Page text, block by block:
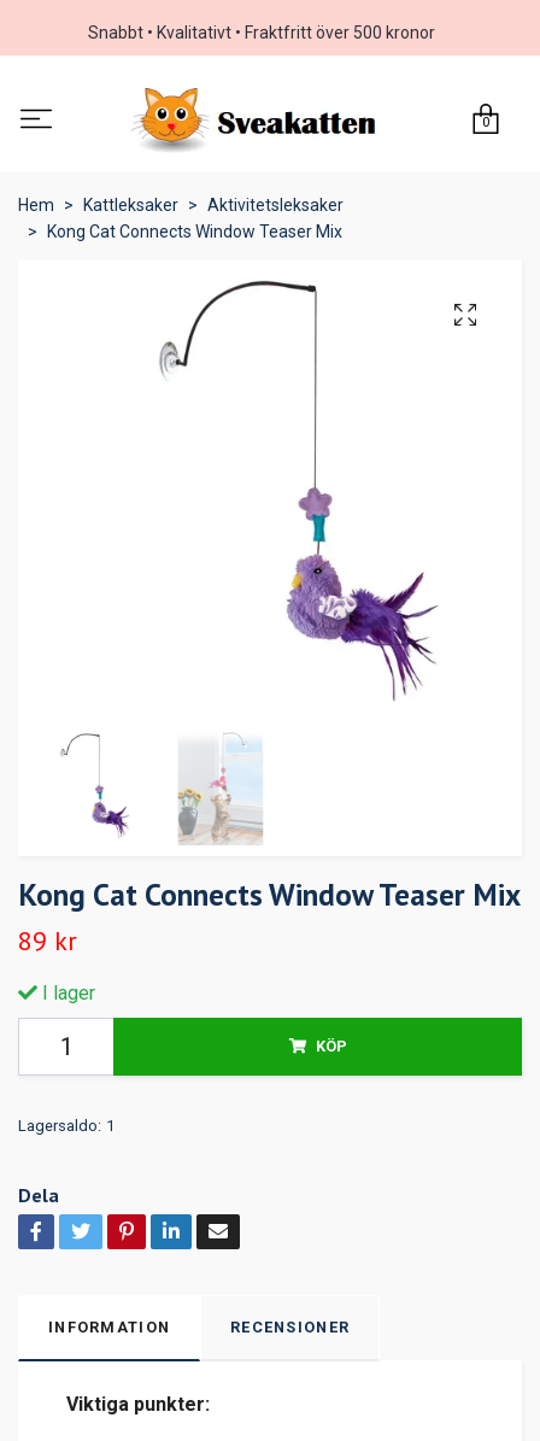
Snabbt • Kvalitativt • Fraktfritt över 500 kronor
0
Hem Kattleksaker
Aktivitetsleksaker
Kong Cat Connects Window Teaser Mix
Kong Cat Connects Window Teaser Mix
89 kr
I lager
KÖP
Lagersaldo: 1
Dela
INFORMATION RECENSIONER
Viktiga punkter: